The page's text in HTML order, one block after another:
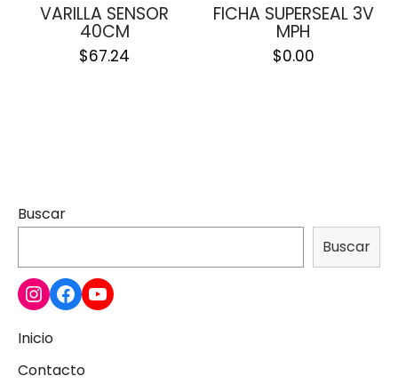
VARILLA SENSOR
40CM
$67.24
FICHA SUPERSEAL 3V
MPH
$0.00
Buscar
Buscar
Inicio
Contacto